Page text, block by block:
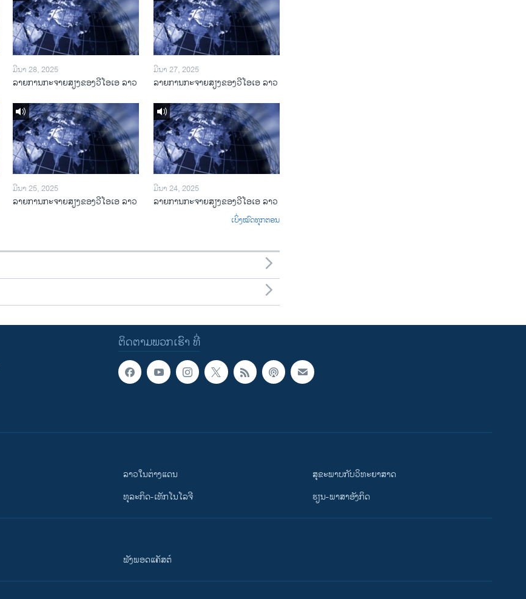
ມີນາ 28, 2025
ລາຍການກະຈາຍສຽງຂອງວີໂອເອ ລາວ
ມີນາ 27, 2025
ລາຍການກະຈາຍສຽງຂອງວີໂອເອ ລາວ
ມີນາ 25, 2025
ລາຍການກະຈາຍສຽງຂອງວີໂອເອ ລາວ
ມີນາ 24, 2025
ລາຍການກະຈາຍສຽງຂອງວີໂອເອ ລາວ
ເບິ່ງໝົດທຸກຕອນ
ຕິດຕາມພວກເຮົາ ທີ່
ລາວໃນຕ່າງແດນ
ທຸລະກິດ-ເທັກໂນໂລຈີ
ສຸຂະພາບກັບວິທະຍາສາດ
ຮຽນ-ພາສາອັງກິດ
ຟັງພອດແຄັສຕ໌